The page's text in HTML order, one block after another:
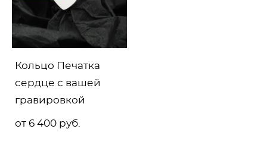
Кольцо Печатка
сердце с вашей
гравировкой
от 6 400 pуб.